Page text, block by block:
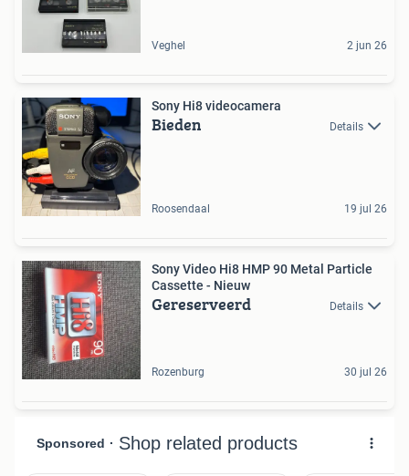
Veghel 2 jun 26
Sony Hi8 videocamera
Bieden Details
Roosendaal 19 jul 26
Sony Video Hi8 HMP 90 Metal Particle
Cassette - Nieuw
Gereserveerd Details
Rozenburg 30 jul 26